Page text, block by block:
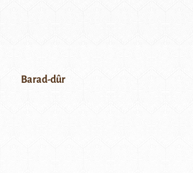
Barad-dûr